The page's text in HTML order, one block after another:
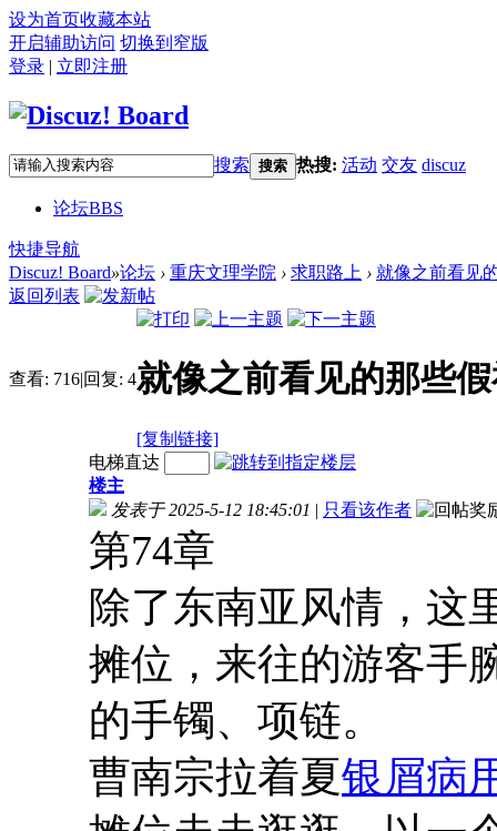
设为首页收藏本站
开启辅助访问 切换到窄版
登录 | 立即注册
搜索 搜索 热搜: 活动 交友 discuz
论坛BBS
快捷导航
Discuz! Board»论坛 › 重庆文理学院 › 求职路上 › 就像之前看见
返回列表
查看: 716|回复: 4就像之前看见的那些
[复制链接]
电梯直达
楼主
发表于 2025-5-12 18:45:01 | 只看该作者
第74章
除了东南亚风情，这
摊位，来往的游客手
的手镯、项链。
曹南宗拉着夏银屑病